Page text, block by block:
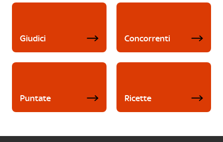
Giudici Concorrenti
Puntate Ricette